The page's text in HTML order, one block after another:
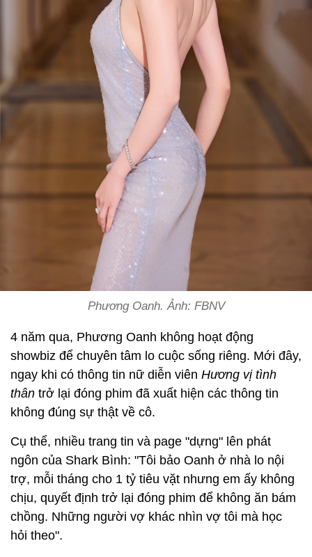
Phương Oanh. Ảnh: FBNV
4 năm qua, Phương Oanh không hoạt động
showbiz để chuyên tâm lo cuộc sống riêng. Mới đây,
ngay khi có thông tin nữ diễn viên Hương vị tình
thân trở lại đóng phim đã xuất hiện các thông tin
không đúng sự thật về cô.
Cụ thể, nhiều trang tin và page "dựng" lên phát
ngôn của Shark Bình: "Tôi bảo Oanh ở nhà lo nội
trợ, mỗi tháng cho 1 tỷ tiêu vặt nhưng em ấy không
chịu, quyết định trở lại đóng phim để không ăn bám
chồng. Những người vợ khác nhìn vợ tôi mà học
hỏi theo".